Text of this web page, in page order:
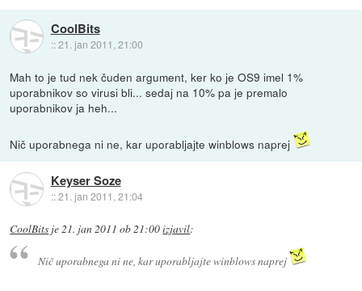
CoolBits
::21. jan 2011, 21:00
Mah to je tud nek čuden argument, ker ko je OS9 imel 1%
uporabnikov so virusi bli... sedaj na 10% pa je premalo
uporabnikov ja heh...
Nič uporabnega ni ne, kar uporabljajte winblows naprej
Keyser Soze
::21. jan 2011, 21:04
CoolBits je21. jan 2011 ob 21:00izjavil:
Nič uporabnega ni ne, kar uporabljajte winblows naprej